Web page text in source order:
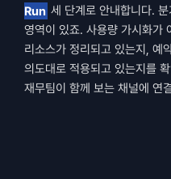
Run 세 단계로 안내합니다.
영역이 있죠. 사용량 가시화가
리소스가 정리되고 있는지, 예
의도대로 적용되고 있는지를
재무팀이 함께 보는 채널에 연